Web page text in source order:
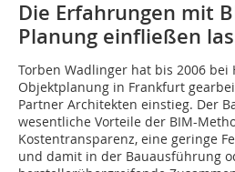
Die Erfahrungen mit
Planung einfließen
Torben Wadlinger hat bis 2006
Objektplanung in Frankfurt
Partner Architekten einstieg. Der
wesentliche Vorteile der BIM-
Kostentransparenz, eine geringe
und damit in der Bauausführung